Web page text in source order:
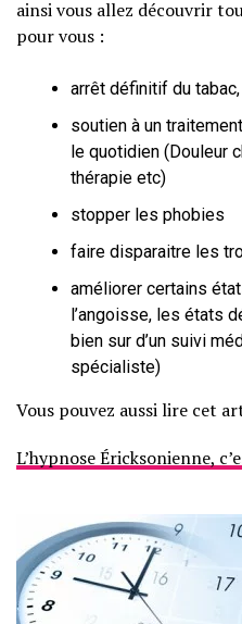
ainsi vous allez découvrir
pour vous :
arrêt définitif du
soutien à un
le quotidien (Douleur
thérapie etc)
stopper les phobies
faire disparaitre les
améliorer certains
l’angoisse, les états
bien sur d’un suivi
spécialiste)
Vous pouvez aussi lire cet
L’hypnose Éricksonienne,